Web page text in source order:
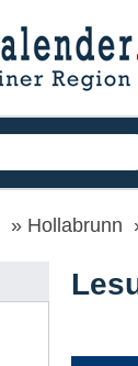
Hollabrunn